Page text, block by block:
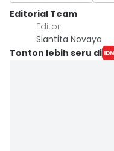
Editorial Team
Editor
Siantita Novaya
Tonton lebih seru di